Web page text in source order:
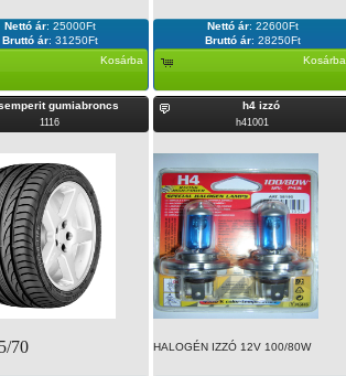
Nettó ár: 25000Ft
Bruttó ár: 31250Ft
Kosárba
Nettó ár: 22600Ft
Bruttó ár: 28250Ft
Kosárba
gumiabroncs
1116
70
h4 izzó
h41001
HALOGÉN IZZÓ 12V 100/80W